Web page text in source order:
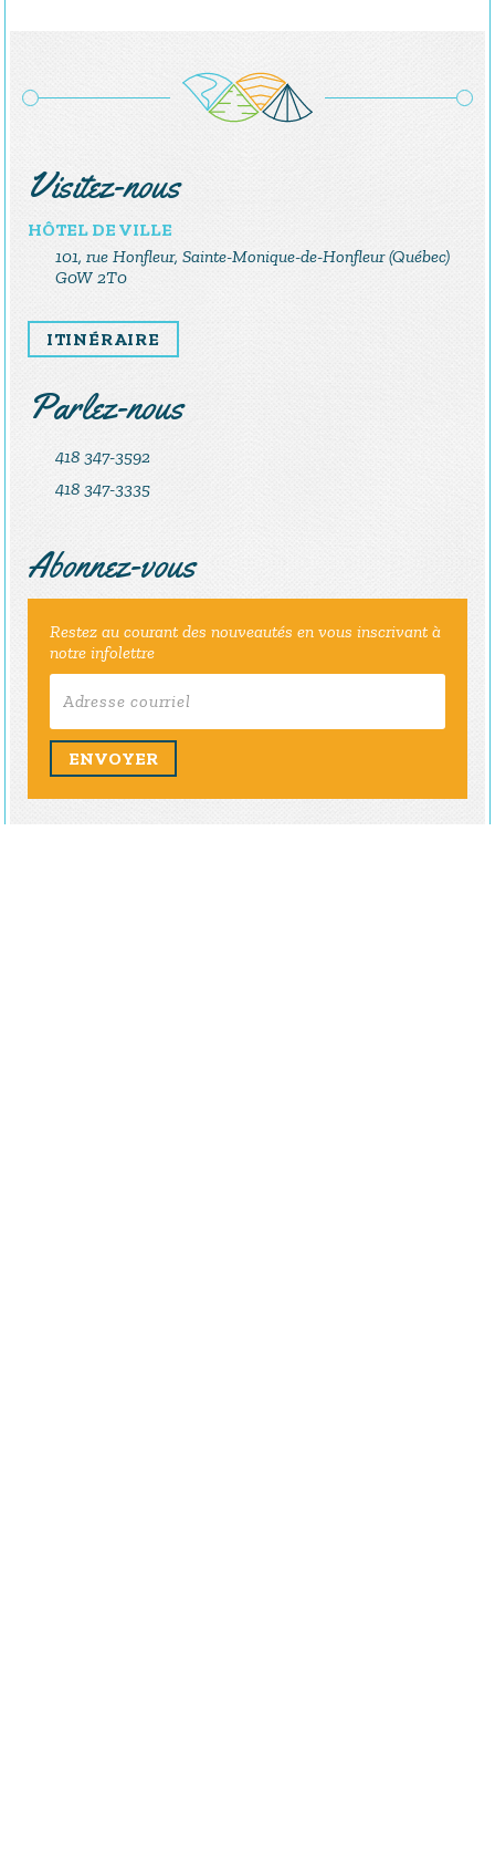
Visitez-nous
HÔTEL DE VILLE
101, rue Honfleur, Sainte-Monique-de-Honfleur (Québec)
G0W 2T0
ITINÉRAIRE
Parlez-nous
418 347-3592
418 347-3335
Abonnez-vous
Restez au courant des nouveautés en vous inscrivant à
notre infolettre
ENVOYER